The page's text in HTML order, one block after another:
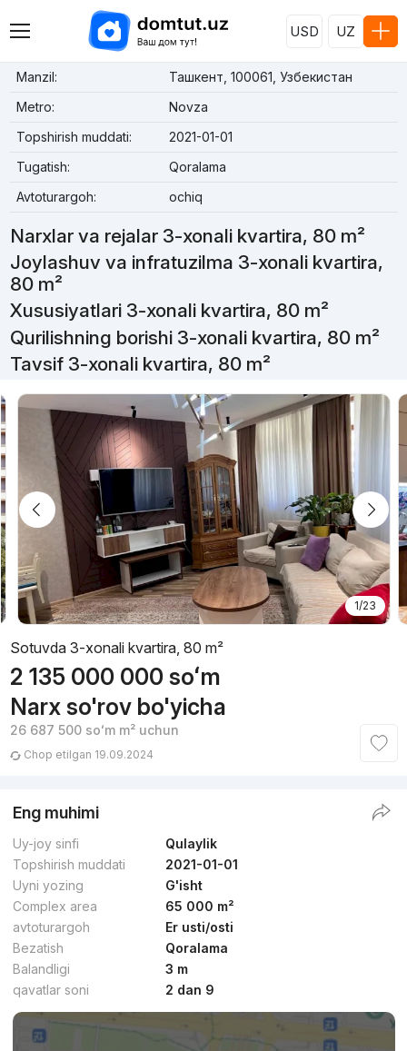
USD UZ
Manzil:
Ташкент, 100061, Узбекистан
Metro:
Novza
Topshirish muddati:
2021-01-01
Tugatish:
Qoralama
Avtoturargoh:
ochiq
Narxlar va rejalar 3-xonali kvartira, 80 m²
Joylashuv va infratuzilma 3-xonali kvartira,
80 m²
Xususiyatlari 3-xonali kvartira, 80 m²
Qurilishning borishi 3-xonali kvartira, 80 m²
Tavsif 3-xonali kvartira, 80 m²
1/23
Sotuvda 3-xonali kvartira, 80 m²
2 135 000 000 soʻm
Narx so'rov bo'yicha
26 687 500 soʻmm² uchun
Chop etilgan 19.09.2024
Eng muhimi
Uy-joy sinfi
Qulaylik
Topshirish muddati
2021-01-01
Uyni yozing
G'isht
Complex area
65 000 m²
avtoturargoh
Er usti/osti
Bezatish
Qoralama
Balandligi
3 m
qavatlar soni
2 dan 9